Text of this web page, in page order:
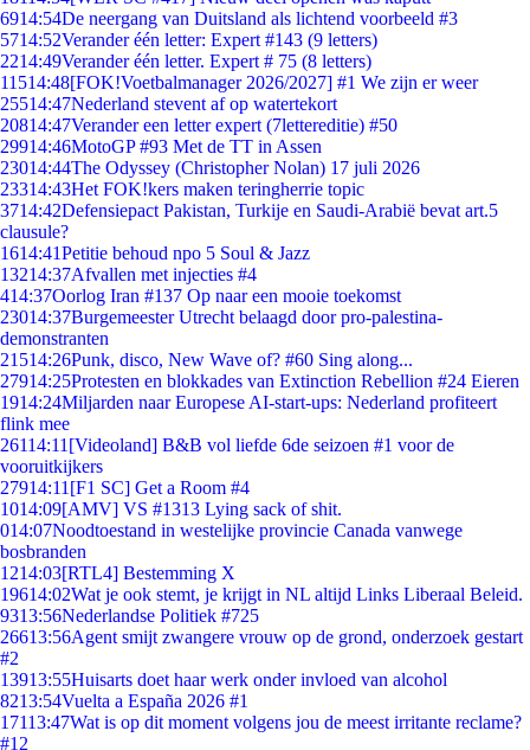
6914:54De neergang van Duitsland als lichtend voorbeeld #3
5714:52Verander één letter: Expert #143 (9 letters)
2214:49Verander één letter. Expert # 75 (8 letters)
11514:48[FOK!Voetbalmanager 2026/2027] #1 We zijn er weer
25514:47Nederland stevent af op watertekort
20814:47Verander een letter expert (7lettereditie) #50
29914:46MotoGP #93 Met de TT in Assen
23014:44The Odyssey (Christopher Nolan) 17 juli 2026
23314:43Het FOK!kers maken teringherrie topic
3714:42Defensiepact Pakistan, Turkije en Saudi-Arabië bevat art.5
clausule?
1614:41Petitie behoud npo 5 Soul & Jazz
13214:37Afvallen met injecties #4
414:37Oorlog Iran #137 Op naar een mooie toekomst
23014:37Burgemeester Utrecht belaagd door pro-palestina-
demonstranten
21514:26Punk, disco, New Wave of? #60 Sing along...
27914:25Protesten en blokkades van Extinction Rebellion #24 Eieren
1914:24Miljarden naar Europese AI-start-ups: Nederland profiteert
flink mee
26114:11 [Videoland] B&B vol liefde 6de seizoen #1 voor de
vooruitkijkers
27914:11 [F1 SC] Get a Room #4
1014:09[AMV] VS #1313 Lying sack of shit.
014:07Noodtoestand in westelijke provincie Canada vanwege
bosbranden
1214:03[RTL4] Bestemming X
19614:02Wat je ook stemt, je krijgt in NL altijd Links Liberaal Beleid.
9313:56Nederlandse Politiek #725
26613:56Agent smijt zwangere vrouw op de grond, onderzoek gestart
#2
13913:55Huisarts doet haar werk onder invloed van alcohol
8213:54Vuelta a España 2026 #1
17113:47Wat is op dit moment volgens jou de meest irritante reclame?
#12